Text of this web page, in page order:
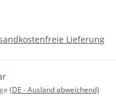
Lieferung
(DE - Ausland abweichend)